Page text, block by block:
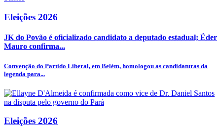
Eleições 2026
JK do Povão é oficializado candidato a deputado estadual; Éder
Mauro confirma...
Convenção do Partido Liberal, em Belém, homologou as candidaturas da
legenda para...
Eleições 2026